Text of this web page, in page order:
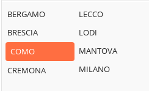
Barni
Bellagio
Bene Lario
Beregazzo con
Faggeto Lario
Faloppio
Fenegrò
Figino Serenza
BERGAMO
BRESCIA
COMO
CREMONA
LECCO
LODI
MANTOVA
MILANO